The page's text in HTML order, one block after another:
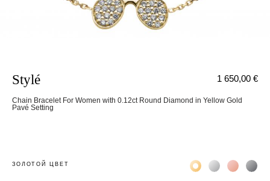
Stylé
Chain Bracelet For Women with 0.12ct Round Diamond in Yellow Gold
Pavé Setting
1 650,00 €
ЗОЛОТОЙ ЦВЕТ Жёлтое золото 18К
Белое золото
Розовое